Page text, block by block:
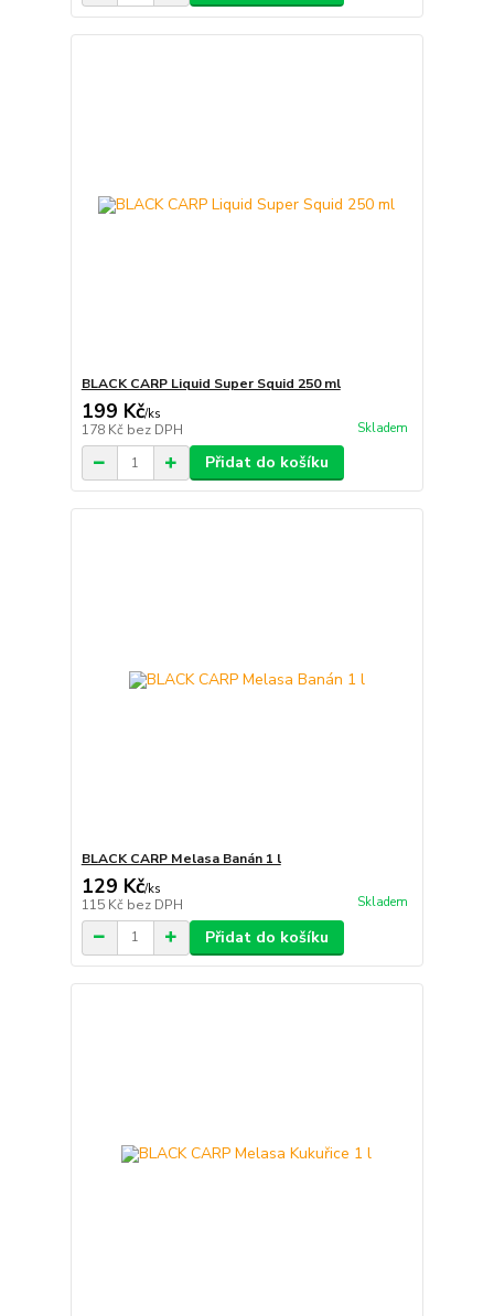
BLACK CARP Liquid Super Squid 250 ml
199 Kč/ks
178 Kč bez DPH Skladem
Přidat do košíku
BLACK CARP Melasa Banán 1 l
129 Kč/ks
115 Kč bez DPH Skladem
Přidat do košíku